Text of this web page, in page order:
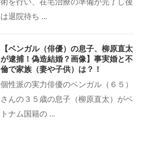
術を行い、在宅治療の準備が完了し後
は退院待ち ...
【ベンガル（俳優）の息子、柳原直太
が逮捕！偽造結婚？画像】事実婚と不
倫で家族（妻や子供）は？！
個性派の実力俳優のベンガル（６５）
さんの３５歳の息子（柳原直太）がベ
トナム国籍の ...